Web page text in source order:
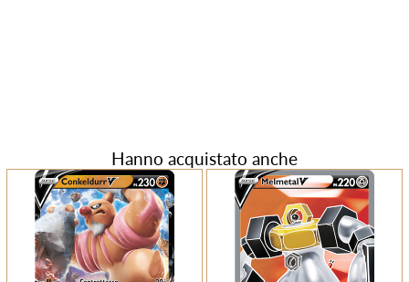
Hanno acquistato anche